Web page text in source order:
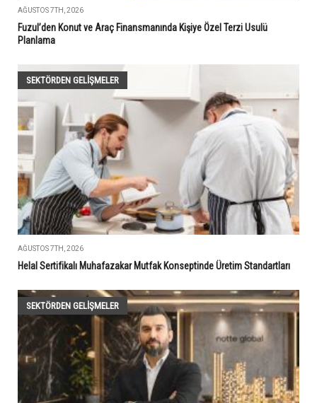
AĞUSTOS 7TH, 2026
Fuzul’den Konut ve Araç Finansmanında Kişiye Özel Terzi Usulü
Planlama
SEKTÖRDEN GELIŞMELER
AĞUSTOS 7TH, 2026
Helal Sertifikalı Muhafazakar Mutfak Konseptinde Üretim Standartları
SEKTÖRDEN GELIŞMELER